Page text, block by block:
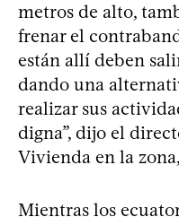
metros de alto,
frenar el
están allí deben
dando una
realizar sus
digna”, dijo el
Vivienda en la
Mientras los